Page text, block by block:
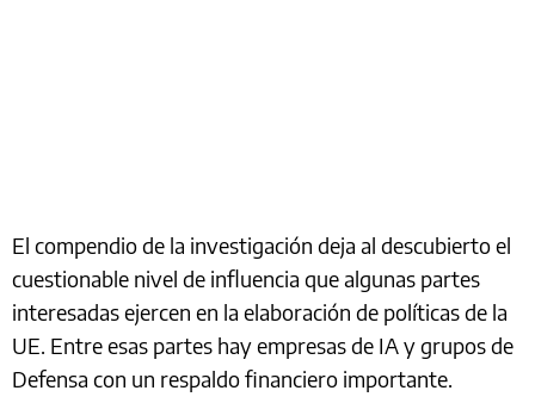
El compendio de la investigación deja al descubierto el
cuestionable nivel de influencia que algunas partes
interesadas ejercen en la elaboración de políticas de la
UE. Entre esas partes hay empresas de IA y grupos de
Defensa con un respaldo financiero importante.